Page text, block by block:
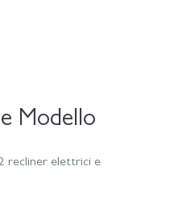
Modello
recliner elettrici e